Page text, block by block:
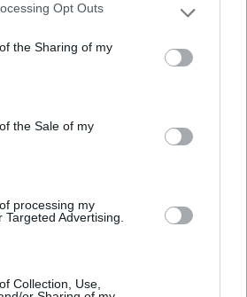
app uses one or more Google
or usage behaviour. You may click to
specified purposes in below Google
Opt Outs
the Sharing of my
the Sale of my
processing my
Advertising.
Collection, Use,
e il trucco funziona. Da domani, sulla
Un saluto L
.